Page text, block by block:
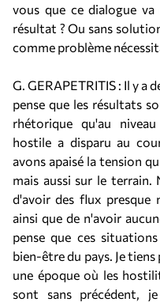
vous que ce dialogue va
résultat ? Ou sans
comme problème
G. GERAPETRITIS : Il y a
pense que les résultats
rhétorique qu'au
hostile a disparu au
avons apaisé la tension
mais aussi sur le
d'avoir des flux presque
ainsi que de n'avoir
pense que ces
bien-être du pays. Je
une époque où les
sont sans précédent,